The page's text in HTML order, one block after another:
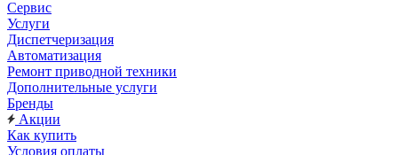
Сервис
Услуги
Диспетчеризация
Автоматизация
Ремонт приводной техники
Дополнительные услуги
Бренды
Акции
Как купить
Условия оплаты